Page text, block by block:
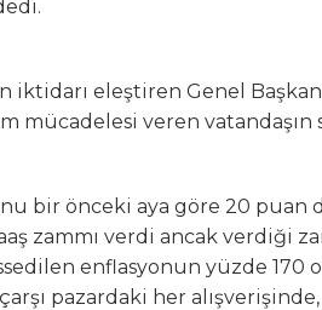
iktidarı eleştiren Genel
mücadelesi veren
bir önceki aya göre 20
zammı verdi ancak verdiği
enflasyonun yüzde
pazardaki her